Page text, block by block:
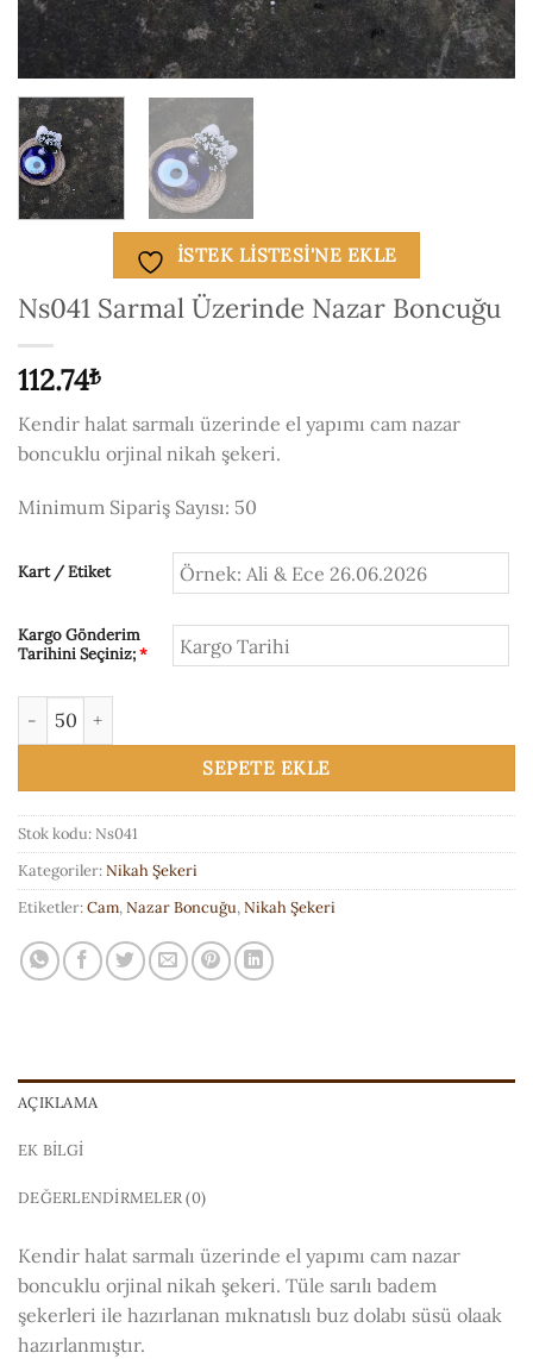
ISTEK LISTESI'NE EKLE
Ns041 Sarmal Üzerinde Nazar Boncuğu
112.74₺
Kendir halat sarmalı üzerinde el yapımı cam nazar
boncuklu orjinal nikah şekeri.
Minimum Sipariş Sayısı: 50
Kart / Etiket
Kargo Gönderim
Tarihini Seçiniz;*
Ns041 Sarmal Üzerinde Nazar Boncuğu adet
SEPETE EKLE
Stok kodu: Ns041
Kategoriler:Nikah Şekeri
Etiketler:Cam,Nazar Boncuğu,Nikah Şekeri
AÇIKLAMA
EK BILGI
DEĞERLENDIRMELER (0)
Kendir halat sarmalı üzerinde el yapımı cam nazar
boncuklu orjinal nikah şekeri. Tüle sarılı badem
şekerleri ile hazırlanan mıknatıslı buz dolabı süsü olaak
hazırlanmıştır.